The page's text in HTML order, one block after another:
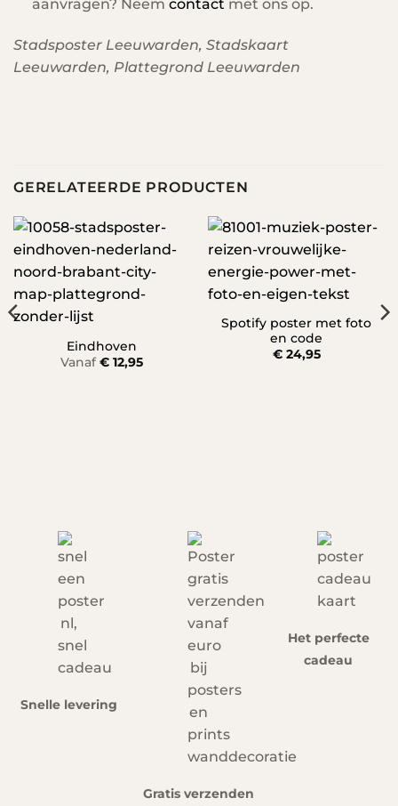
aanvragen? Neem contact met ons op.
Stadsposter Leeuwarden, Stadskaart
Leeuwarden, Plattegrond Leeuwarden
GERELATEERDE PRODUCTEN
Eindhoven
Vanaf€ 12,95
Spotify poster met foto
en code
€24,95
Snelle levering
Gratis verzenden
Het perfecte
cadeau